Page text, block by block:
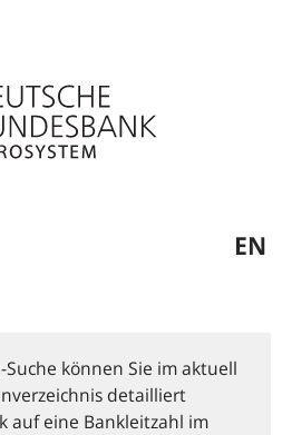
EN
können Sie im aktuell
detailliert
auf eine Bankleitzahl im